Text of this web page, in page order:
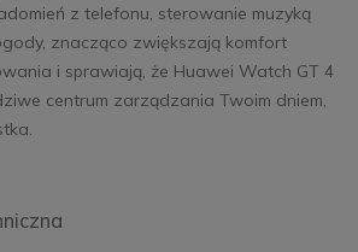
z telefonu, sterowanie muzyką
znacząco zwiększają komfort
i sprawiają, że Huawei Watch GT 4
centrum zarządzania Twoim dniem,